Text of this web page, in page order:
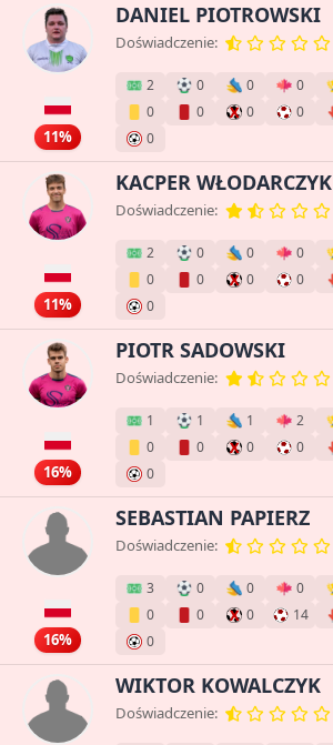
11%
DANIEL PIOTROWSKI
Doświadczenie:
2 0 0 0
0
0 0 0
0
11%
KACPER WŁODARCZYK
Doświadczenie:
2 0 0 0
0
0 0 0
0
16%
PIOTR SADOWSKI
Doświadczenie:
1 1 1 2
0
0 0 0
0
16%
SEBASTIAN PAPIERZ
Doświadczenie:
3 0 0 0
0
0 0 14
0
WIKTOR KOWALCZYK
Doświadczenie: